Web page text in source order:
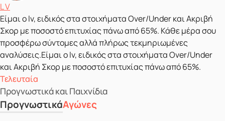
Τελευταία
Προγνωστικά και Παιχνίδια
ΠρογνωστικάΑγώνες
Δημοσιεύτηκε από
L V
Είμαι ο lv, ειδικός στα στοιχήματα Over/Under και Ακριβή
Σκορ με ποσοστό επιτυχίας πάνω από 65%. Κάθε μέρα σου
προσφέρω σύντομες αλλά πλήρως τεκμηριωμένες
αναλύσεις.Είμαι ο lv, ειδικός στα στοιχήματα Over/Under
και Ακριβή Σκορ με ποσοστό επιτυχίας πάνω από 65%.